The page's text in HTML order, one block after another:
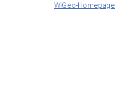
WiGeo-Homepage